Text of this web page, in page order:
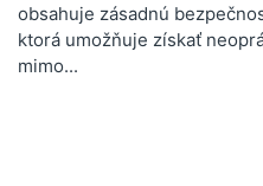
obsahuje zásadnú
ktorá umožňuje získať
mimo...